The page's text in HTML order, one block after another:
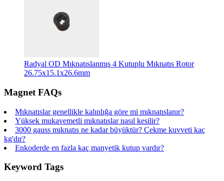
Radyal OD Mıknatıslanmış 4 Kutuplu Mıknatıs Rotor
26.75x15.1x26.6mm
Magnet FAQs
Mıknatıslar genellikle kalınlığa göre mi mıknatıslanır?
Yüksek mukavemetli mıknatıslar nasıl kesilir?
3000 gauss mıknatıs ne kadar büyüktür? Çekme kuvveti kaç
kg'dır?
Enkoderde en fazla kaç manyetik kutup vardır?
Keyword Tags